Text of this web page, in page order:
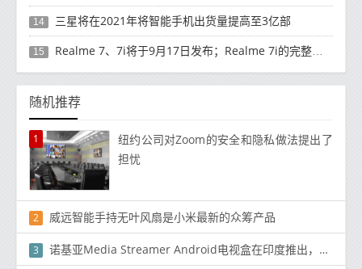
14 三星将在2021年将智能手机出货量提高至3亿部
15 Realme 7、7i将于9月17日发布；Realme 7i的完整规格并导致泄漏
随机推荐
1
纽约公司对Zoom的安全和隐私做法提出了
担忧
2 威远智能手持无叶风扇是小米最新的众筹产品
3 诺基亚Media Streamer Android电视盒在印度推出，价格为₹3,499（〜$ 46）